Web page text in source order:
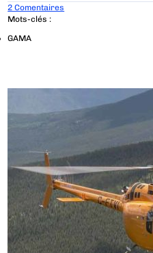
2 Comentaires
Mots-clés :
GAMA